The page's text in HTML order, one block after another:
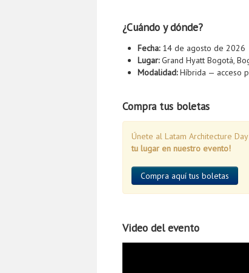
¿Cuándo y dónde?
Fecha:14 de agosto de 2026
Lugar:Grand Hyatt Bogotá,
Modalidad:Híbrida — acceso
Compra tus boletas
Únete al Latam Architecture
tu lugar en nuestro evento!
Compra aquí tus boletas
Video del evento